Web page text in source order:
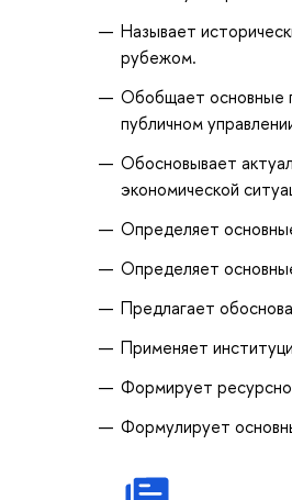
Называет
рубежом.
Обобщает основные
публичном
Обосновывает
экономической
Определяет
Определяет
Предлагает
Применяет
Формирует
Формулирует